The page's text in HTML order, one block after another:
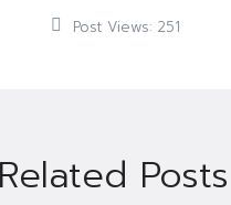
Post Views: 251
Related Posts